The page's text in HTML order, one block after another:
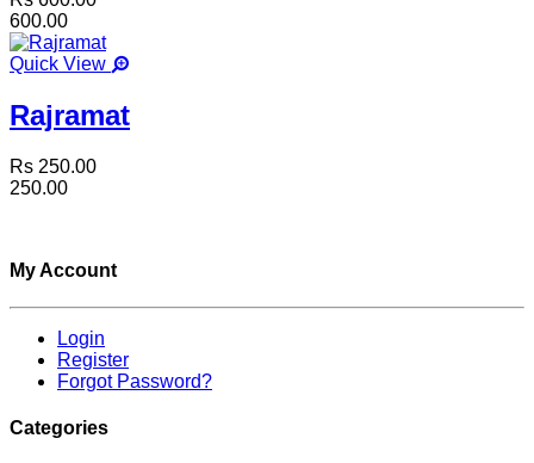
600.00
Quick View
Rajramat
Rs 250.00
250.00
My Account
Login
Register
Forgot Password?
Categories